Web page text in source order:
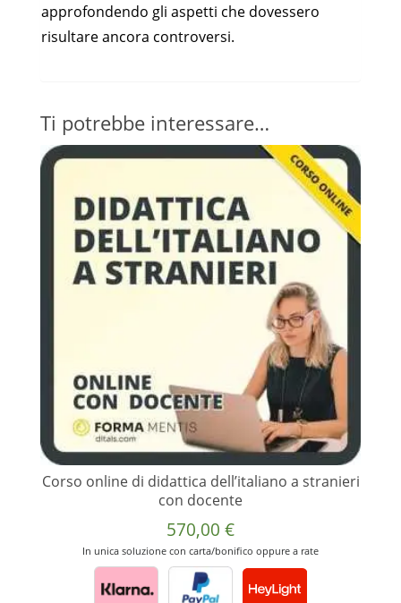
approfondendo gli aspetti che dovessero
risultare ancora controversi.
Ti potrebbe interessare…
Corso online di didattica dell’italiano a stranieri
con docente
570,00 €
In unica soluzione con carta/bonifico oppure a rate